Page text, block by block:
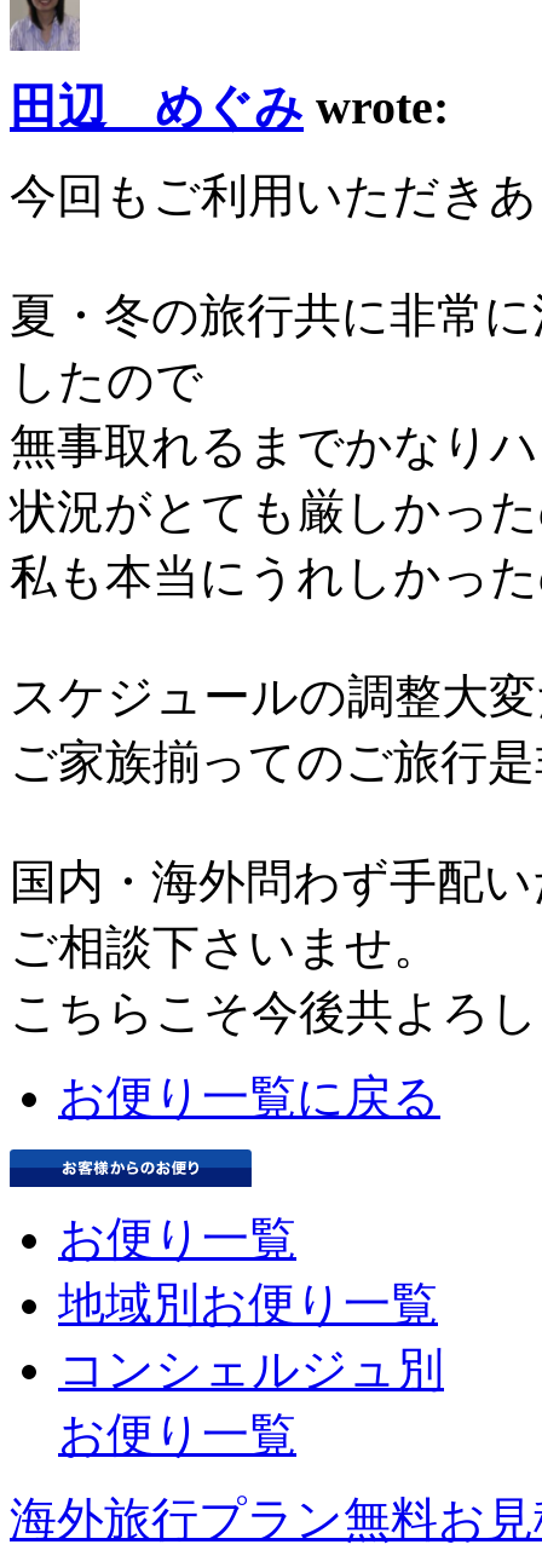
田辺 めぐみ wrote:
今回もご利用いただき
夏・冬の旅行共に非常
したので
無事取れるまでかなり
状況がとても厳しかっ
私も本当にうれしかっ
スケジュールの調整大
ご家族揃ってのご旅行
国内・海外問わず手配
ご相談下さいませ。
こちらこそ今後共よろ
お便り一覧に戻る
お便り一覧
地域別お便り一覧
コンシェルジュ別
お便り一覧
海外旅行プラン無料お